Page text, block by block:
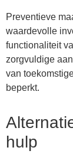
Preventieve
waardevolle
functionaliteit
zorgvuldige
van
beperkt.
hulp